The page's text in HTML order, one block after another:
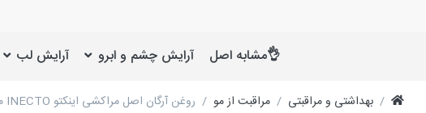
👌مشابه اصل آرایش چشم و ابرو آرایش لب
بهداشتی و مراقبتی مراقبت از مو روغن آرگان اصل مراکشی اینکتو INECTO مخصوص مو